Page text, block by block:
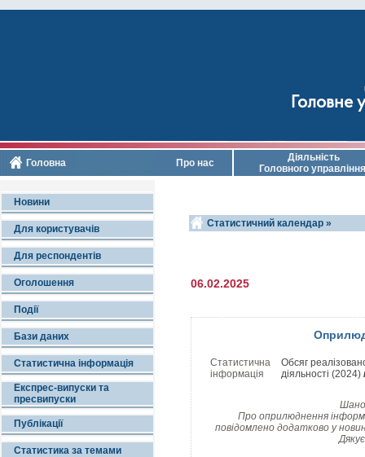
Головне
Головна Про нас
Діяльність
Головного управління
Новини
Для користувачів
Для респондентів
Оголошення
Події
Бази даних
Статистична інформація
Експрес-випуски та
пресвипуски
Публікації
Статистика за темами
Статистичний календар »
06.02.2025
Статистична
інформація
Обсяг
діяльності (2024)
Про оприлюднення
повідомлено додатково у